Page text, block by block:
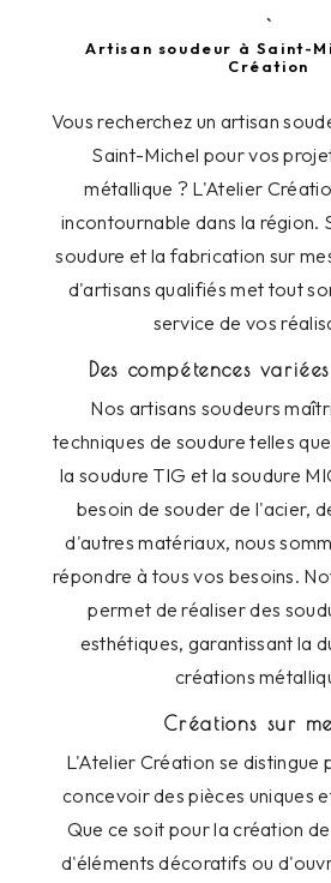
`
Artisan soudeur à Saint-
Création
Vous recherchez un artisan
Saint-Michel pour vos
métallique ? L'Atelier
incontournable dans la région.
soudure et la fabrication sur
d'artisans qualifiés met tout
service de vos
Des compétences
Nos artisans soudeurs
techniques de soudure telles
la soudure TIG et la soudure
besoin de souder de l'acier,
d'autres matériaux, nous
répondre à tous vos besoins.
permet de réaliser des
esthétiques, garantissant la
créations
Créations sur
L'Atelier Création se distingue
concevoir des pièces uniques
Que ce soit pour la création
d'éléments décoratifs ou